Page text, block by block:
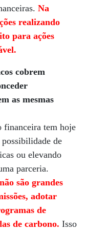
Na
realizando
para ações
cobrem
as mesmas
financeira tem hoje
de
ou elevando
parceria.
são grandes
adotar
de
de carbono. Isso